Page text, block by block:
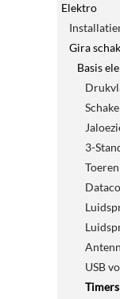
Elektro
Gira
Basis
3-
USB
Timers